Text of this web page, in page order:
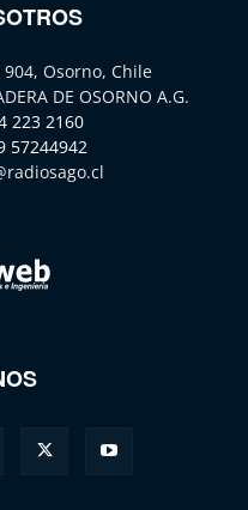
Osorno, Chile
DE OSORNO A.G.
223 2160
57244942